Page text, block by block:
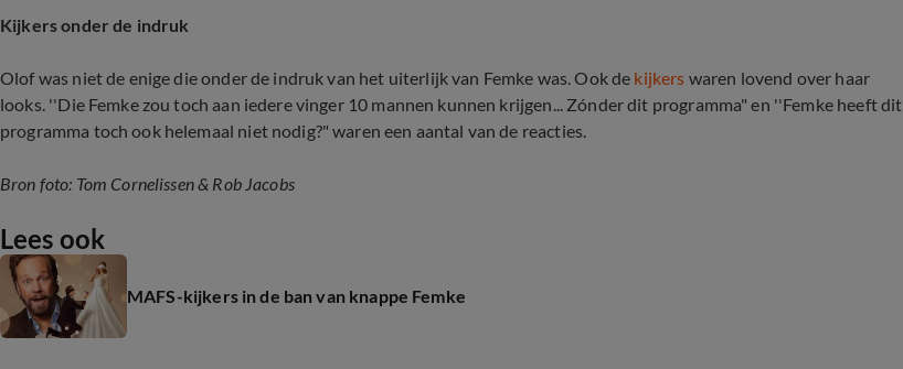
Kijkers onder de indruk
Olof was niet de enige die onder de indruk van het uiterlijk van Femke was. Ook de kijkers waren lovend over haar
looks. ''Die Femke zou toch aan iedere vinger 10 mannen kunnen krijgen... Zónder dit programma" en ''Femke heeft dit
programma toch ook helemaal niet nodig?" waren een aantal van de reacties.
Bron foto: Tom Cornelissen & Rob Jacobs
Lees ook
MAFS-kijkers in de ban van knappe Femke